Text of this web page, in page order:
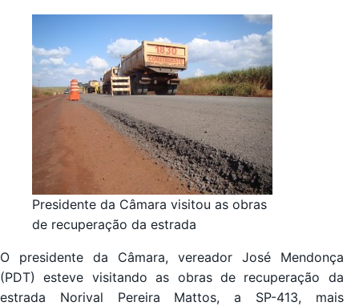
Presidente da Câmara visitou as obras
de recuperação da estrada
O presidente da Câmara, vereador José Mendonça
(PDT) esteve visitando as obras de recuperação da
estrada Norival Pereira Mattos, a SP-413, mais